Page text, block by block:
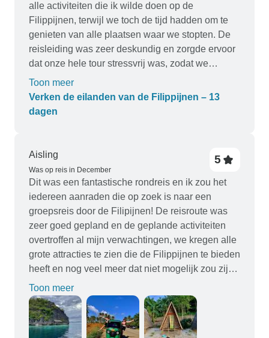
alle activiteiten die ik wilde doen op de
Filippijnen, terwijl we toch de tijd hadden om te
genieten van alle plaatsen waar we stopten. De
reisleiding was zeer deskundig en zorgde ervoor
dat onze hele tour stressvrij was, zodat we
volledig konden genieten en aanwezig konden
zijn in het moment. Onze reisleidster (Zoe) was
ook geweldig in het samenbrengen van de hele
Toon meer
Verken de eilanden van de Filippijnen – 13
dagen
Aisling
Was op reis in December
5
Dit was een fantastische rondreis en ik zou het
iedereen aanraden die op zoek is naar een
groepsreis door de Filipijnen! De reisroute was
zeer goed gepland en de geplande activiteiten
overtroffen al mijn verwachtingen, we kregen alle
grote attracties te zien die de Filippijnen te bieden
heeft en nog veel meer dat niet mogelijk zou zijn
geweest als we niet met een tourgroep waren
gegaan. Voor iedereen die zoveel mogelijk wil
doen in een korte tijd, is dit de tour voor jou. Het
plezier, de opwinding en de vriendelijke
Toon meer